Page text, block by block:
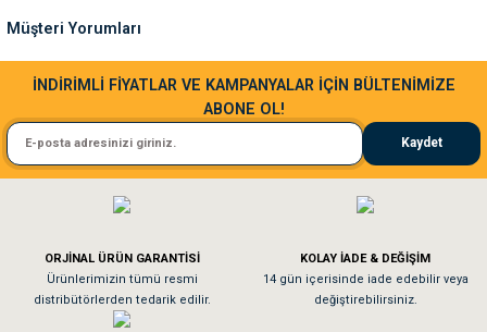
Müşteri Yorumları
Sa**** Ta******
Kedim taze mamaya bayıldı kargo fimrasın da bir sorun yaşadım ve arkadaşlar
El**** Ek******
Köpeğim bayıldı hediyeler için teşekkürler
As**** Tu******
Tavşanım kafesinin kalitesine ve paketlemesine bayıldım
İNDİRİMLİ FİYATLAR VE KAMPANYALAR İÇİN BÜLTENİMİZE
ABONE OL!
Kaydet
ORJİNAL ÜRÜN GARANTİSİ
Ürünlerimizin tümü resmi
distribütörlerden tedarik edilir.
KOLAY İADE & DEĞİŞİM
14 gün içerisinde iade edebilir veya
değiştirebilirsiniz.